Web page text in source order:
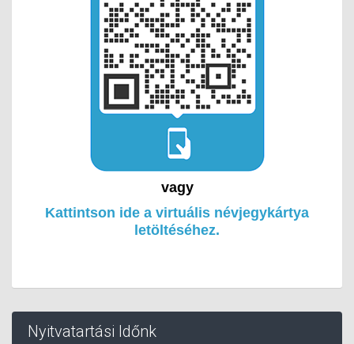
vagy
Kattintson ide a virtuális névjegykártya
letöltéséhez.
Nyitvatartási Időnk